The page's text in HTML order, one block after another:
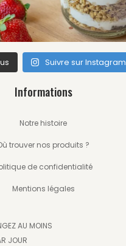
Suivre sur Instagram
Informations
Notre histoire
trouver nos produits ?
de confidentialité
Mentions légales
AU MOINS
JOUR